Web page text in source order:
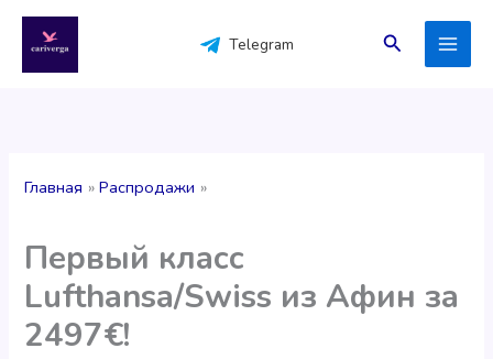
содержимому
Telegram Поиск
Главная Распродажи
Первый класс
Lufthansa/Swiss из Афин за
2497€!